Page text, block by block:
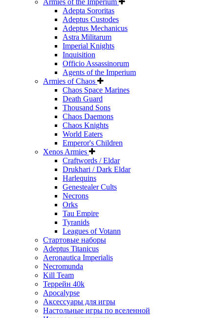
Armies of the Imperium
Adepta Sororitas
Adeptus Custodes
Adeptus Mechanicus
Astra Militarum
Imperial Knights
Inquisition
Officio Assassinorum
Agents of the Imperium
Armies of Chaos
Chaos Space Marines
Death Guard
Thousand Sons
Chaos Daemons
Chaos Knights
World Eaters
Emperor's Children
Xenos Armies
Craftwords / Eldar
Drukhari / Dark Eldar
Harlequins
Genestealer Cults
Necrons
Orks
Tau Empire
Tyranids
Leagues of Votann
Стартовые наборы
Adeptus Titanicus
Aeronautica Imperialis
Necromunda
Kill Team
Террейн 40k
Apocalypse
Аксессуары для игры
Настольные игры по вселенной